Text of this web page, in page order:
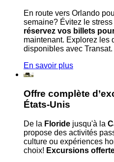
En route vers Orlando
semaine? Évitez le
réservez vos billets
maintenant. Explorez les
disponibles avec Transat.
En savoir plus
Offre complète
États-Unis
De la Floride jusqu'à la
propose des activités
culture ou expériences
choix! Excursions